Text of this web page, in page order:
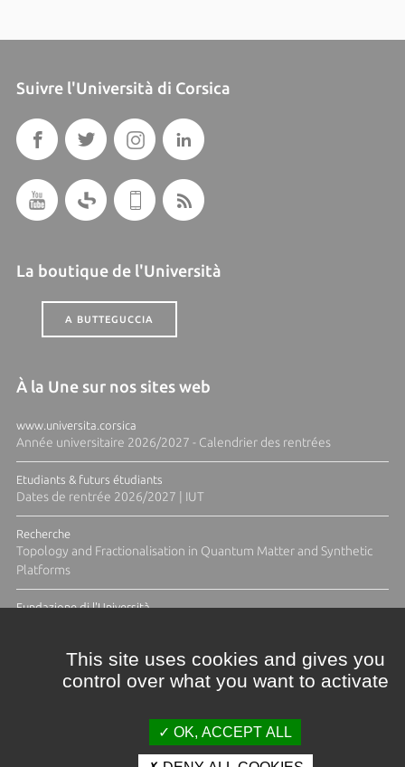
Suivre l'Università di Corsica
La boutique de l'Università
A BUTTEGUCCIA
À la Une sur nos sites web
www.universita.corsica
Année universitaire 2026/2027 - Calendrier des rentrées
Etudiants & futurs étudiants
Dates de rentrée 2026/2027 | IUT
Recherche
Topology and Fractionalisation in Quantum Matter and Synthetic
Platforms
Fundazione di l'Università
This site uses cookies and gives you
control over what you want to activate
OK, ACCEPT ALL